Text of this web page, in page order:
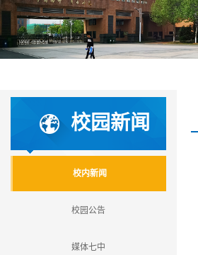
校园新闻
校内新闻
校园公告
媒体七中